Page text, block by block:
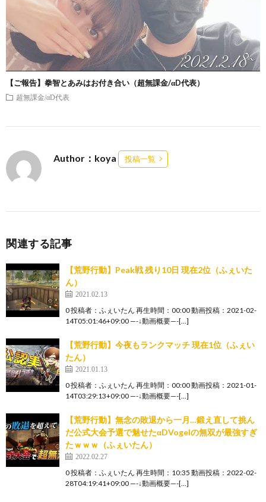
【ご報告】拳智とあみはお付き合い（超無課金/αD代表）
超無課金/αD代表
Author：koya 投稿一覧
関連する記事
【荒野行動】Peak戦 残り10日 現在2位（ふぇいた
ん）
2021.02.13
0 投稿者：ふぇいたん 再生時間：00:00 動画投稿：2021-02-
14T05:01:46+09:00 —-↓動画概要—-[…]
【荒野行動】今夜もランクマッチ 現在1位（ふぇい
たん）
2021.01.13
0 投稿者：ふぇいたん 再生時間：00:00 動画投稿：2021-01-
14T03:29:13+09:00 —-↓動画概要—-[…]
【荒野行動】無念の敗退から一月…鍛え直して挑ん
だ公式大会予選で魅せたαDVogelの無双が最強すぎ
たｗｗｗ（ふぇいたん）
2022.02.27
0 投稿者：ふぇいたん 再生時間：10:35 動画投稿：2022-02-
28T04:19:41+09:00 —-↓動画概要—-[…]